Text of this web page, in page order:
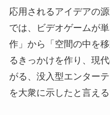
応用されるアイデアの
では、ビデオゲームが
作」から「空間の中を
るきっかけを作り、現
がる、没入型エンター
を大衆に示したと言える